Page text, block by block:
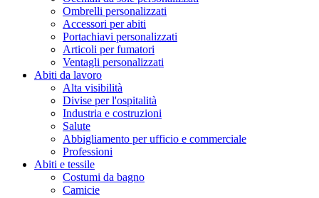
Ombrelli personalizzati
Accessori per abiti
Portachiavi personalizzati
Articoli per fumatori
Ventagli personalizzati
Abiti da lavoro
Alta visibilità
Divise per l'ospitalità
Industria e costruzioni
Salute
Abbigliamento per ufficio e commerciale
Professioni
Abiti e tessile
Costumi da bagno
Camicie